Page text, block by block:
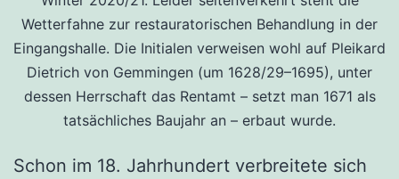
Wetterfahne zur restauratorischen Behandlung in der
Eingangshalle. Die Initialen verweisen wohl auf Pleikard
Dietrich von Gemmingen (um 1628/29–1695), unter
dessen Herrschaft das Rentamt – setzt man 1671 als
tatsächliches Baujahr an – erbaut wurde.
Schon im 18. Jahrhundert verbreitete sich